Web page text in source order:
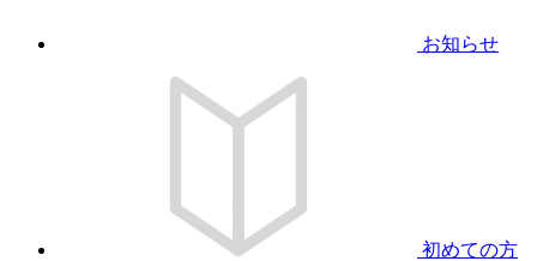
お知らせ
初めての方